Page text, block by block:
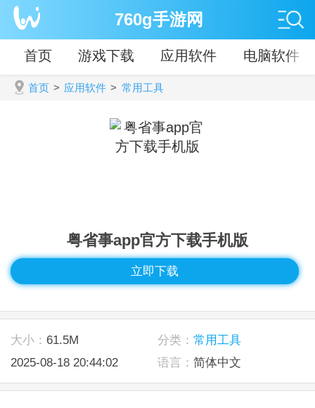
760g手游网
首页 游戏下载 应用软件 电脑软件
首页 > 应用软件 > 常用工具
粤省事app官方下载手机版
立即下载
大小： 61.5M 分类： 常用工具
2025-08-18 20:44:02
语言： 简体中文